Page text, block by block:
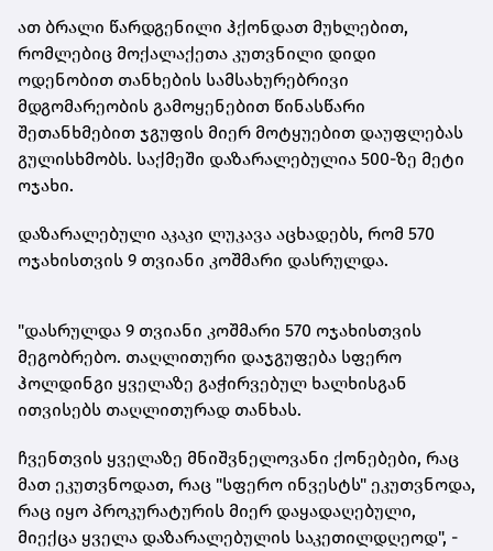
ათ ბრალი წარდგენილი ჰქონდათ მუხლებით,
რომლებიც მოქალაქეთა კუთვნილი დიდი
ოდენობით თანხების სამსახურებრივი
მდგომარეობის გამოყენებით წინასწარი
შეთანხმებით ჯგუფის მიერ მოტყუებით დაუფლებას
გულისხმობს. საქმეში დაზარალებულია 500-ზე მეტი
ოჯახი.
დაზარალებული აკაკი ლუკავა აცხადებს, რომ 570
ოჯახისთვის 9 თვიანი კოშმარი დასრულდა.
"დასრულდა 9 თვიანი კოშმარი 570 ოჯახისთვის
მეგობრებო. თაღლითური დაჯგუფება სფერო
ჰოლდინგი ყველაზე გაჭირვებულ ხალხისგან
ითვისებს თაღლითურად თანხას.
ჩვენთვის ყველაზე მნიშვნელოვანი ქონებები, რაც
მათ ეკუთვნოდათ, რაც "სფერო ინვესტს" ეკუთვნოდა,
რაც იყო პროკურატურის მიერ დაყადაღებული,
მიექცა ყველა დაზარალებულის საკეთილდღეოდ", -